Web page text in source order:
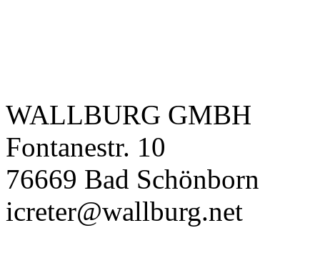
WALLBURG GMBH
Fontanestr. 10
76669 Bad Schönborn
icreter@wallburg.net